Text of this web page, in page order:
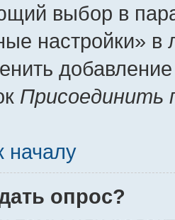
выбор в
настройки»
Присоединить
началу
опрос?